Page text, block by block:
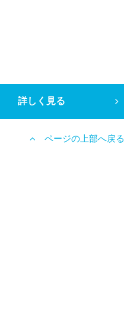
詳しく見る
ページの上部へ戻る